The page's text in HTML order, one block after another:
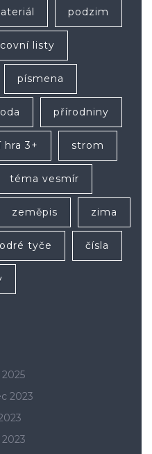
podzim
listy
písmena
přírodniny
hra 3+ strom
téma vesmír
zeměpis zima
tyče čísla
2023